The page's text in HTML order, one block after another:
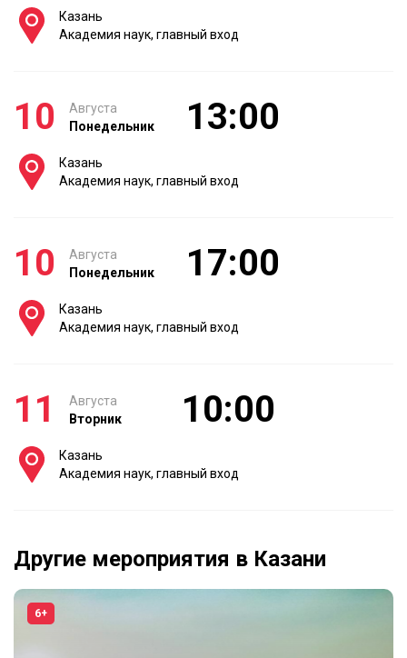
Казань
Академия наук, главный вход
10
Августа
Понедельник
13:00
Казань
Академия наук, главный вход
10
Августа
Понедельник
17:00
Казань
Академия наук, главный вход
11
Августа
Вторник
10:00
Казань
Академия наук, главный вход
Другие мероприятия в Казани
6+